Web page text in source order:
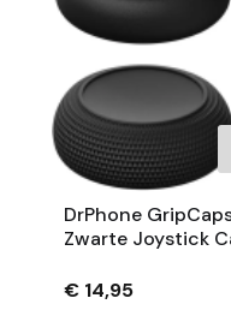
DrPhone
Zwarte Joystick
€ 14,95